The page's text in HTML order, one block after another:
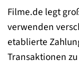
Filme.de legt
verwenden
etablierte
Transaktionen